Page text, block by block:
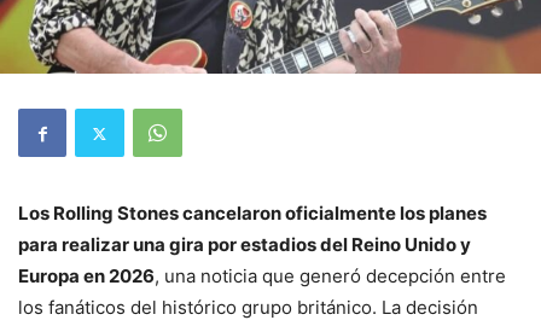
Los Rolling Stones cancelaron oficialmente los planes
para realizar una gira por estadios del Reino Unido y
Europa en 2026, una noticia que generó decepción entre
los fanáticos del histórico grupo británico. La decisión